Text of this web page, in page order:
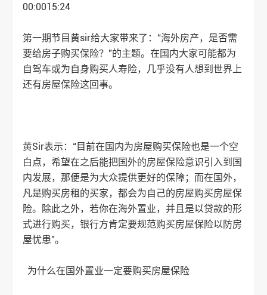
00:0015:24
第一期节目黄sir给大家带来了：“海外房产，是否需
要给房子购买保险？”的主题。在国内大家可能都为
自驾车或为自身购买人寿险，几乎没有人想到世界上
还有房屋保险这回事。
黄Sir表示：“目前在国内为房屋购买保险也是一个空
白点，希望在之后能把国外的房屋保险意识引入到国
内发展，那便是为大众提供更好的保障；而在国外，
凡是购买房租的买家，都会为自己的房屋购买房屋保
险。除此之外，若你在海外置业，并且是以贷款的形
式进行购买，银行方肯定要规范购买房屋保险以防房
屋忧患”。
为什么在国外置业一定要购买房屋保险